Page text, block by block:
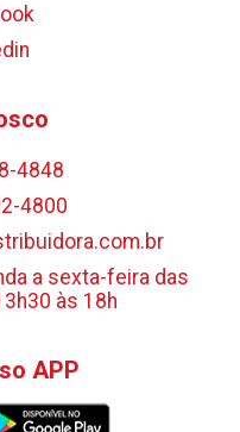
4848
4800
a sexta-feira das
às 18h
APP